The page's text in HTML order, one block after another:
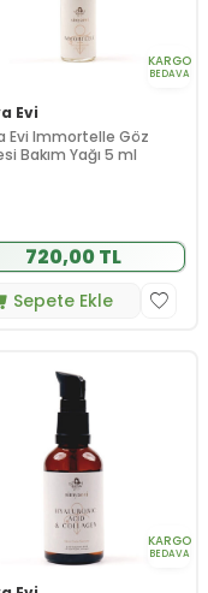
KARGO
BEDAVA
Evi
Evi Immortelle Göz
Bakım Yağı 5 ml
720,00 TL
Sepete Ekle
KARGO
BEDAVA